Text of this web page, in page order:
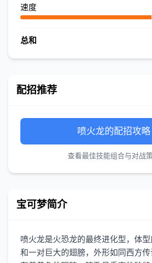
速度
总和
配招推荐
喷火龙的配招攻略
查看最佳技能组合与对战
宝可梦简介
喷火龙是火恐龙的最终进化型，体
和一对巨大的翅膀，外形如同西方